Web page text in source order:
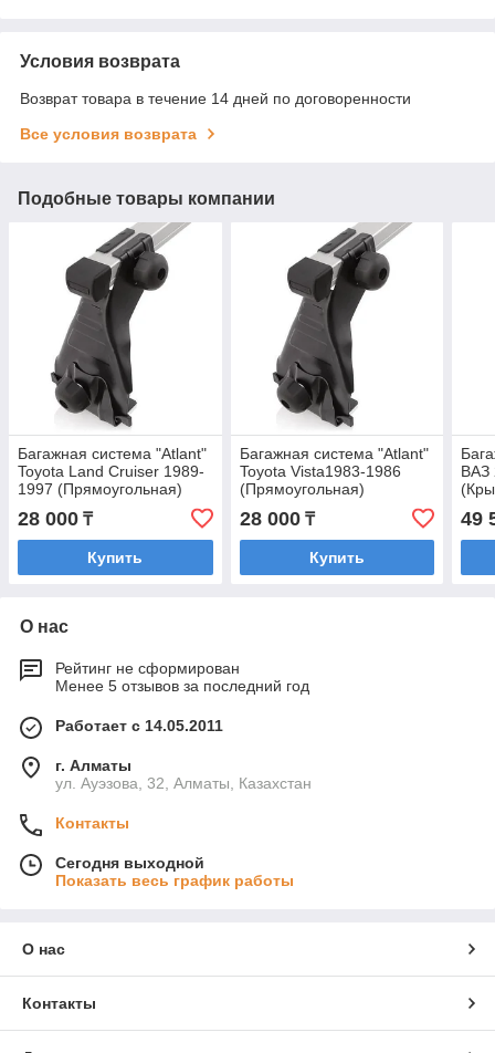
Условия возврата
Возврат товара в течение 14 дней по договоренности
Все условия возврата
Подобные товары компании
Багажная система "Atlant"
Toyota Land Cruiser 1989-
1997 (Прямоугольная)
28 000 ₸
Купить
Багажная система "Atlant"
Toyota Vista1983-1986
(Прямоугольная)
28 000₸
Купить
ВАЗ
49
О нас
Рейтинг не сформирован
Менее 5 отзывов за последний год
Работает с 14.05.2011
г. Алматы
ул. Ауэзова, 32, Алматы, Казахстан
Контакты
Сегодня выходной
Показать весь график работы
О нас
Контакты